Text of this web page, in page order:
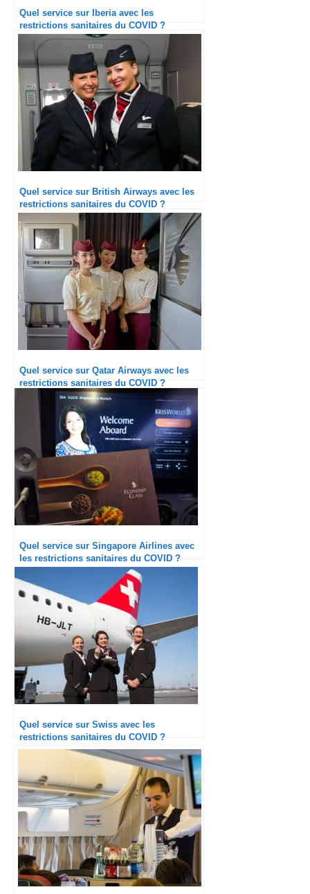
Quel service sur Iberia avec les
restrictions sanitaires du COVID ?
Quel service sur British Airways avec les
restrictions sanitaires du COVID ?
Quel service sur Qatar Airways avec les
restrictions sanitaires du COVID ?
Quel service sur Singapore Airlines avec
les restrictions sanitaires du COVID ?
Quel service sur Swiss avec les
restrictions sanitaires du COVID ?